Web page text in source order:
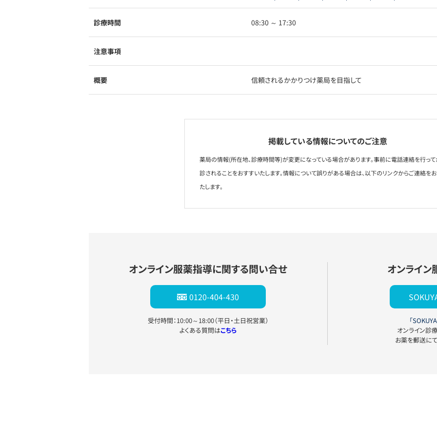
診療時間 08:30 ～ 17:30
注意事項
概要 信頼されるかかりつけ薬局を目指して
掲載している情報についてのご注意
薬局の情報(所在地、診療時間等)が変更になっている場合があります。事前に電話連絡を行っ
診されることをおすすいたします。情報について誤りがある場合は、以下のリンクからご連絡を
たします。
オンライン服薬指導に関する問い合せ
0120-404-430
受付時間：10:00～18:00（平日・土日祝営業）
よくある質問はこちら
オンライ
「
オンライン診
お薬を郵送に